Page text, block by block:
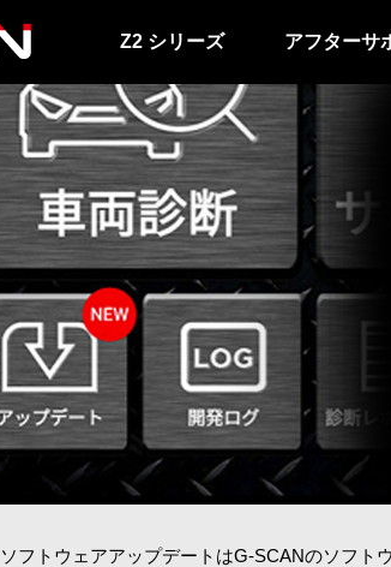
Z2 シリーズ アフターサ
ソフトウェアアップデートはG-SCANのソフト